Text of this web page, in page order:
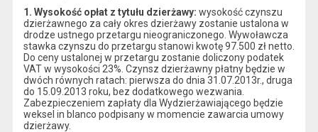
1. Wysokość opłat z tytułu dzierżawy: wysokość czynszu
dzierżawnego za cały okres dzierżawy zostanie ustalona w
drodze ustnego przetargu nieograniczonego. Wywoławcza
stawka czynszu do przetargu stanowi kwotę 97.500 zł netto.
Do ceny ustalonej w przetargu zostanie doliczony podatek
VAT w wysokości 23%. Czynsz dzierżawny płatny będzie w
dwóch równych ratach: pierwsza do dnia 31.07.2013r., druga
do 15.09.2013 roku, bez dodatkowego wezwania.
Zabezpieczeniem zapłaty dla Wydzierżawiającego będzie
weksel in blanco podpisany w momencie zawarcia umowy
dzierżawy.